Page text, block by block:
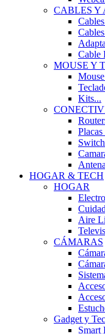
CABLES Y
Cable
MOUSE Y
Kits...
HOGAR & TECH
HOGAR
Aire
CÁMARAS
Gadget y
Smart